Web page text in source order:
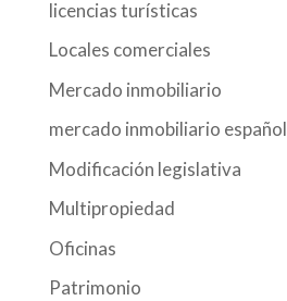
licencias turísticas
Locales comerciales
Mercado inmobiliario
mercado inmobiliario español
Modificación legislativa
Multipropiedad
Oficinas
Patrimonio